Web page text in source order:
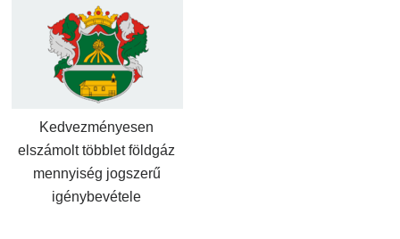
Kedvezményesen
elszámolt többlet földgáz
mennyiség jogszerű
igénybevétele